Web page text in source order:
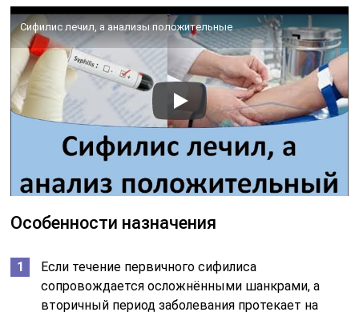
Сифилис лечил, а анализы положительные
Особенности назначения
Если течение первичного сифилиса
сопровождается осложнёнными шанкрами, а
вторичный период заболевания протекает на